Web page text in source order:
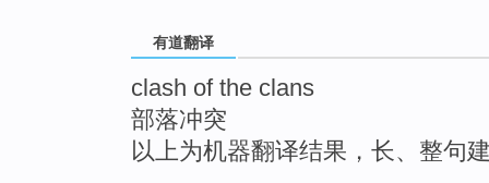
有道翻译
clash of the clans
部落冲突
以上为机器翻译结果，长、整句